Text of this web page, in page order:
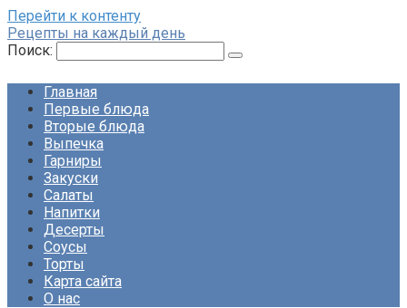
Перейти к контенту
Рецепты на каждый день
Поиск:
Главная
Первые блюда
Вторые блюда
Выпечка
Гарниры
Закуски
Салаты
Напитки
Десерты
Соусы
Торты
Карта сайта
О нас